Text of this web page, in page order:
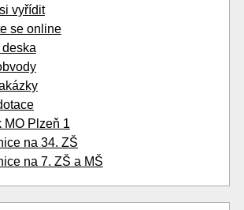
vyřídit
se online
MO Plzeň 1
na 34. ZŠ
na 7. ZŠ a MŠ